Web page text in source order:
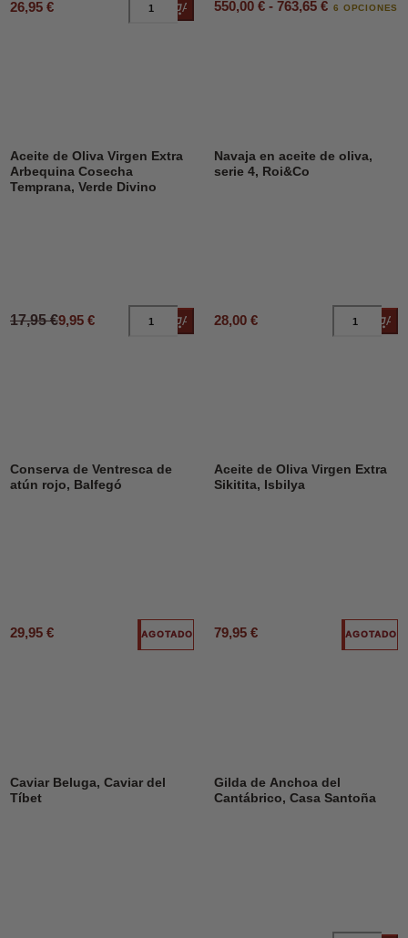
26,95 € Añadir al carrito
550,00 € - 763,65 € 6 OPCIONES
DESCUENTO45%
Aceite de Oliva Virgen Extra
Arbequina Cosecha
Temprana, Verde Divino
17,95 €9,95 € Añadir al carrito
Navaja en aceite de oliva,
serie 4, Roi&Co
28,00 €
Conserva de Ventresca de
atún rojo, Balfegó
29,95 € AGOTADO
Aceite de Oliva Virgen Extra
Sikitita, Isbilya
79,95 € AGOTADO
Caviar Beluga, Caviar del
Tíbet
Gilda de Anchoa del
Cantábrico, Casa Santoña